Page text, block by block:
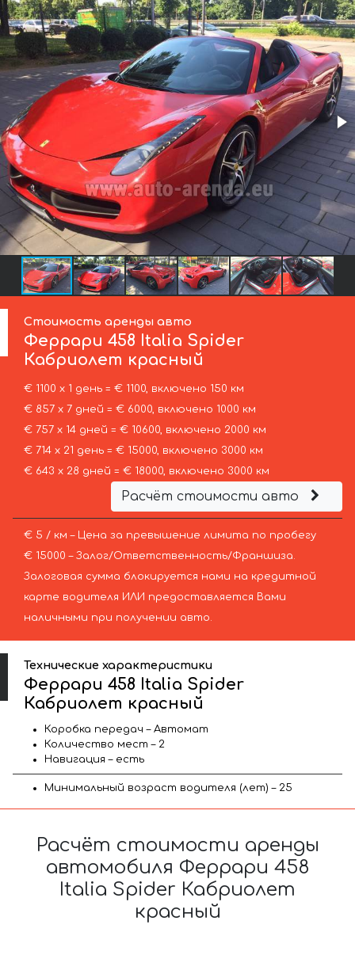
Стоимость аренды авто
Феррари458 Italia Spider
Кабриолет красный
€ 1100 х 1 день = € 1100, включено 150 км
€ 857 х 7 дней = € 6000, включено 1000 км
€ 757 х 14 дней = € 10600, включено 2000 км
€ 714 х 21 день = € 15000, включено 3000 км
€ 643 х 28 дней = € 18000, включено 3000 км
Расчёт стоимости авто
€ 5 / км – Цена за превышение лимита по пробегу
€ 15000 – Залог/Ответственность/Франшиза.
Залоговая сумма блокируется нами на кредитной
карте водителя ИЛИ предоставляется Вами
наличными при получении авто.
Технические характеристики
Феррари 458 Italia Spider
Кабриолет красный
Коробка передач – Автомат
Количество мест – 2
Навигация – есть
Минимальный возраст водителя (лет) – 25
Расчёт стоимости аренды
автомобиля Феррари 458
Italia Spider Кабриолет
красный